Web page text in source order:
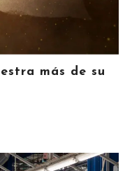
más de su